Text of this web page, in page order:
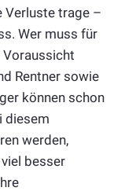
Verluste trage –
Wer muss für
Voraussicht
Rentner sowie
können schon
diesem
werden,
besser